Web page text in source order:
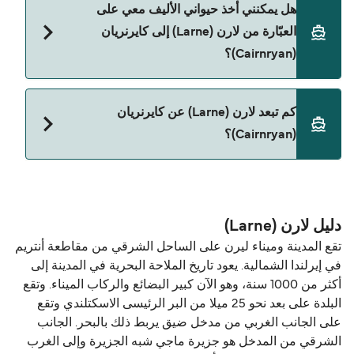
P&O Irish Sea
هل يمكنني أخذ حيواني الأليف معي على
العبّارة من لارن (Larne) إلى كايرنريان
(Cairnryan)؟
إلى جواز سفر للحيوان. يرجى مراجعة تعليمات شركات
العبّارات بخصوص الحيوانات. حالياً يمكنك أخذ حيواناتك
الأليفة على العبّارة مع:
كم تبعد لارن (Larne) عن كايرنريان
(Cairnryan)؟
دليل لارن (Larne)
تقع المدينة وميناء ليرن على الساحل الشرقي من مقاطعة أنتريم
في إيرلندا الشمالية. يعود تاريخ الملاحة البحرية في المدينة إلى
أكثر من 1000 سنة، وهو الآن كبير البضائع والركاب الميناء. وتقع
البلدة على بعد نحو 25 ميلا من البر الرئيسى الاسكتلندي وتقع
على الجانب الغربي من مدخل ضيق يربط ذلك بالبحر. الجانب
الشرقي من المدخل هو جزيرة ماجي شبه الجزيرة وإلى الغرب